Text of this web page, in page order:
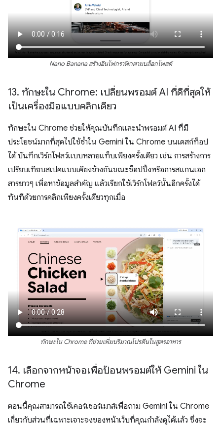
Nano Banana สร้างอินโฟกราฟิกตามบล็อกโพสต์
13. ทักษะใน Chrome: เปลี่ยนพรอมต์ AI ที่ดีที่สุดให้
เป็นเครื่องมือแบบคลิกเดียว
ทักษะใน Chrome ช่วยให้คุณบันทึกและนำพรอมต์ AI ที่มี
ประโยชน์มากที่สุดไปใช้ซ้ำใน Gemini ใน Chrome บนเดสก์ท็อป
ได้ บันทึกเวิร์กโฟลว์แบบหลายแท็บเพียงครั้งเดียว เช่น การสร้างการ
เปรียบเทียบสเปคแบบเคียงข้างกันขณะช็อปปิ้งหรือการสแกนเอก
สารยาวๆ เพื่อหาข้อมูลสำคัญ แล้วเรียกใช้เวิร์กโฟลว์นั้นอีกครั้งได้
ทันทีด้วยการคลิกเพียงครั้งเดียวทุกเมื่อ
ทักษะใน Chrome ที่ช่วยเพิ่มปริมาณโปรตีนในสูตรอาหาร
14. เลือกจากหน้าจอเพื่อป้อนพรอมต์ให้ Gemini ใน
Chrome
ตอนนี้คุณสามารถใช้เคอร์เซอร์เมาส์เพื่อถาม Gemini ใน Chrome
เกี่ยวกับส่วนที่เฉพาะเจาะจงของหน้าเว็บที่คุณกำลังดูได้แล้ว ซึ่งจะ